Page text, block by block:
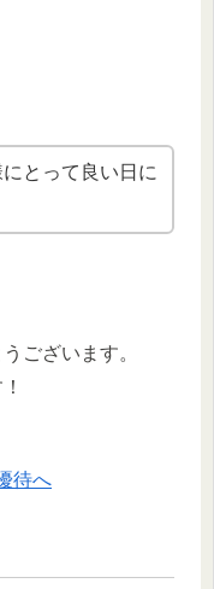
とって良い日に
ございます。